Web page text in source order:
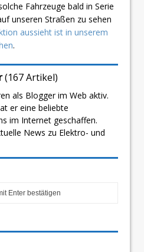
Fahrzeuge bald in Serie
unseren Straßen zu sehen
aussieht ist in unserem
.
(167 Artikel)
als Blogger im Web aktiv.
er eine beliebte
im Internet geschaffen.
News zu Elektro- und